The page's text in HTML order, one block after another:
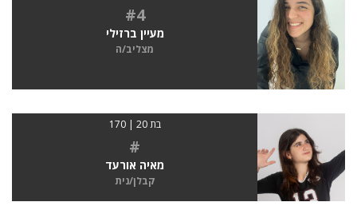
#4
מעיין ברזילי
מצליב/ה
בת 20 | 170
#
מאיה אורעד
קבלן/נית